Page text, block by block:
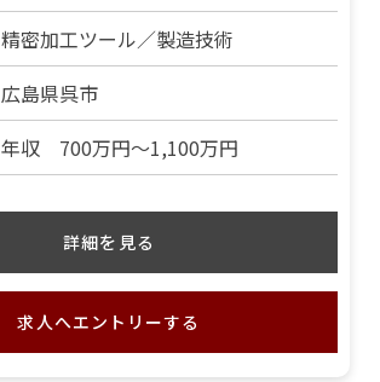
精密加工ツール／製造技術
広島県呉市
年収 700万円～1,100万円
詳細を見る
求人へエントリーする